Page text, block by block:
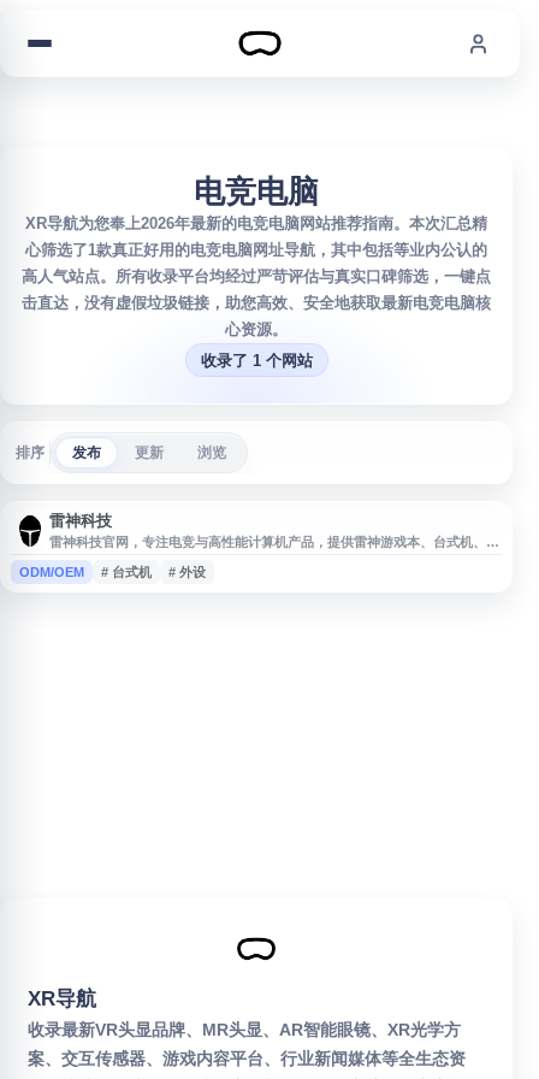
电竞电脑
XR导航为您奉上2026年最新的电竞电脑网站推荐指南。本次汇总精
心筛选了1款真正好用的电竞电脑网址导航，其中包括等业内公认的
高人气站点。所有收录平台均经过严苛评估与真实口碑筛选，一键点
击直达，没有虚假垃圾链接，助您高效、安全地获取最新电竞电脑核
心资源。
收录了 1 个网站
排序 发布 更新 浏览
雷神科技
雷神科技官网，专注电竞与高性能计算机产品，提供雷神游戏本、台式机、显
示器及外设等一站式选购服务。品牌涵盖搭载英特尔酷睿处理器和英伟达显卡
的电脑设备，并提供售前售后支持及线下体验店信息查询。
ODM/OEM # 台式机 # 外设
XR导航
收录最新VR头显品牌、MR头显、AR智能眼镜、XR光学方
案、交互传感器、游戏内容平台、行业新闻媒体等全生态资